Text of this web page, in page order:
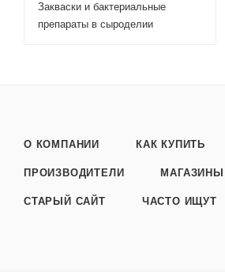
Закваски и бактериальные
препараты в сыроделии
О КОМПАНИИ КАК КУПИТЬ
ПРОИЗВОДИТЕЛИ МАГАЗИНЫ
СТАРЫЙ САЙТ ЧАСТО ИЩУТ